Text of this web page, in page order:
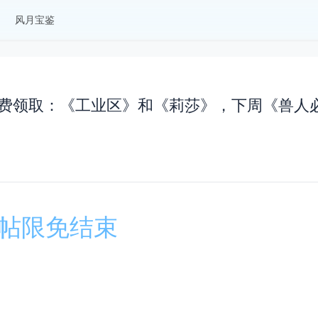
风月宝鉴
领取：《工业区》和《莉莎》，下周《兽人